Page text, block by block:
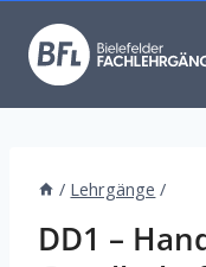
Inhalt
springen
/ Lehrgänge /
DD1 –